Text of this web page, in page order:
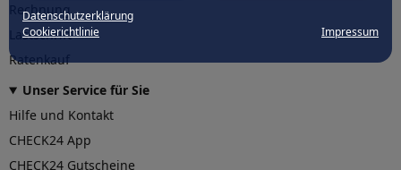
Datenschutzerklärung
Cookierichtlinie
Impressum
Rechnung
Lastschrift
Ratenkauf
Unser Service für Sie
Hilfe und Kontakt
CHECK24 App
CHECK24 Gutscheine